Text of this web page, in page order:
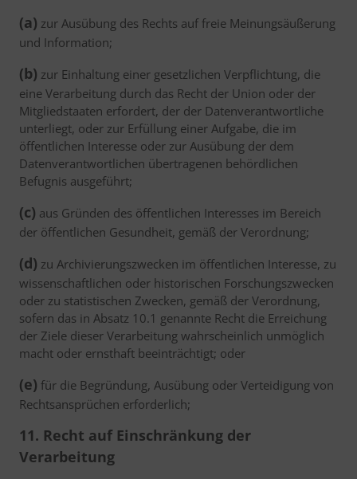
(a) zur Ausübung des Rechts auf freie Meinungsäußerung
und Information;
(b) zur Einhaltung einer gesetzlichen Verpflichtung, die
eine Verarbeitung durch das Recht der Union oder der
Mitgliedstaaten erfordert, der der Datenverantwortliche
unterliegt, oder zur Erfüllung einer Aufgabe, die im
öffentlichen Interesse oder zur Ausübung der dem
Datenverantwortlichen übertragenen behördlichen
Befugnis ausgeführt;
(c) aus Gründen des öffentlichen Interesses im Bereich
der öffentlichen Gesundheit, gemäß der Verordnung;
(d) zu Archivierungszwecken im öffentlichen Interesse, zu
wissenschaftlichen oder historischen Forschungszwecken
oder zu statistischen Zwecken, gemäß der Verordnung,
sofern das in Absatz 10.1 genannte Recht die Erreichung
der Ziele dieser Verarbeitung wahrscheinlich unmöglich
macht oder ernsthaft beeinträchtigt; oder
(e) für die Begründung, Ausübung oder Verteidigung von
Rechtsansprüchen erforderlich;
11. Recht auf Einschränkung der
Verarbeitung